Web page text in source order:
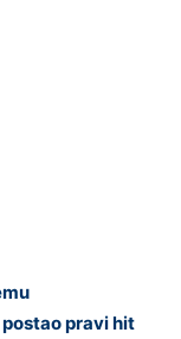
pravi hit